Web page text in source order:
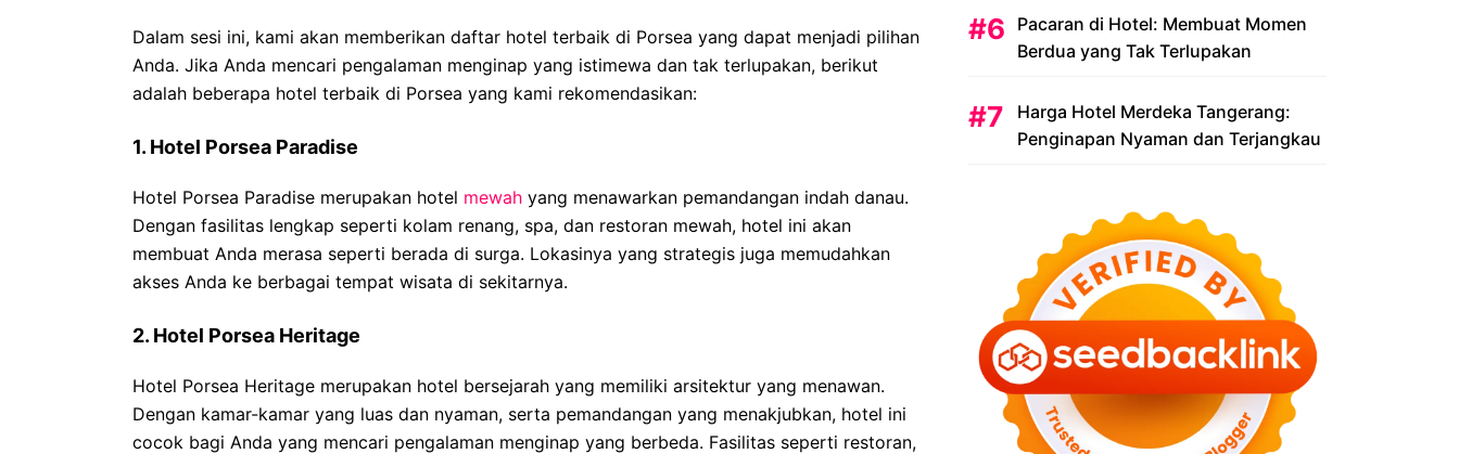
Dalam sesi ini, kami akan memberikan daftar hotel terbaik di Porsea yang dapat menjadi pilihan
Anda. Jika Anda mencari pengalaman menginap yang istimewa dan tak terlupakan, berikut
adalah beberapa hotel terbaik di Porsea yang kami rekomendasikan:
1. Hotel Porsea Paradise
Hotel Porsea Paradise merupakan hotel mewah yang menawarkan pemandangan indah danau.
Dengan fasilitas lengkap seperti kolam renang, spa, dan restoran mewah, hotel ini akan
membuat Anda merasa seperti berada di surga. Lokasinya yang strategis juga memudahkan
akses Anda ke berbagai tempat wisata di sekitarnya.
2. Hotel Porsea Heritage
Hotel Porsea Heritage merupakan hotel bersejarah yang memiliki arsitektur yang menawan.
Dengan kamar-kamar yang luas dan nyaman, serta pemandangan yang menakjubkan, hotel ini
cocok bagi Anda yang mencari pengalaman menginap yang berbeda. Fasilitas seperti restoran,
Pacaran di Hotel: Membuat Momen
Berdua yang Tak Terlupakan
Harga Hotel Merdeka Tangerang:
Penginapan Nyaman dan Terjangkau